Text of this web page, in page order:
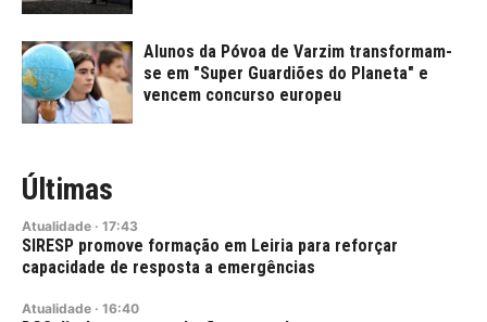
Alunos da Póvoa de Varzim transformam-
se em "Super Guardiões do Planeta" e
vencem concurso europeu
Últimas
Atualidade · 17:43
SIRESP promove formação em Leiria para reforçar
capacidade de resposta a emergências
Atualidade · 16:40